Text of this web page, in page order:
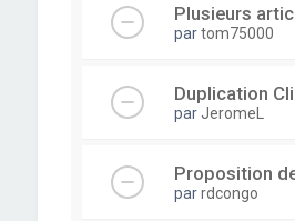
Plusieurs
partom75000
Duplication
par JeromeL
Proposition
parrdcongo